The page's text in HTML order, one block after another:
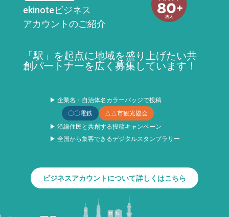
ekinoteビジネス
アカウントのご紹介
「駅」を起点に地域を盛り上げたい共
創パートナーを広く募集しています！
▶ 企業名・自治体名カラーバッジで投稿
〇〇電鉄
△△市観光協会
▶ 沿線住民と共創する投稿キャンペーン
▶ 全国から集客できるデジタルスタンプラリー
ビジネスアカウントについて詳しくはこちら